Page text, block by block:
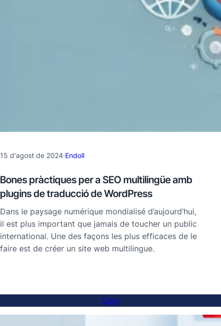
15 d'agost de 2024·Endoll
Bones pràctiques per a SEO multilingüe amb
plugins de traducció de WordPress
Dans le paysage numérique mondialisé d’aujourd’hui,
il est plus important que jamais de toucher un public
international. Une des façons les plus efficaces de le
faire est de créer un site web multilingue.
Com